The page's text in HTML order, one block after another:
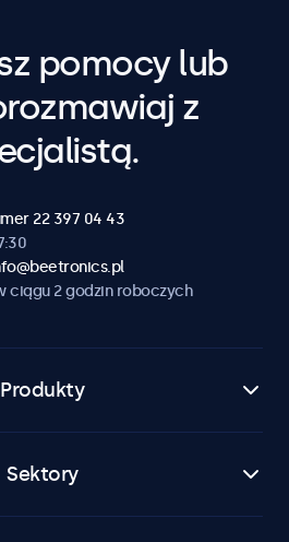
pomocy lub
z
22 397 04 43
ciągu 2 godzin roboczych
Produkty
Sektory